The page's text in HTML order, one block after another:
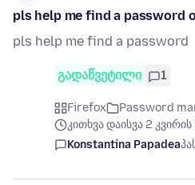
pls help me find a password
pls help me find a password
გადაწვეტილი 1
Firefox
Password
კითხვა დაისვა 2 კვირის
Konstantina Papadea